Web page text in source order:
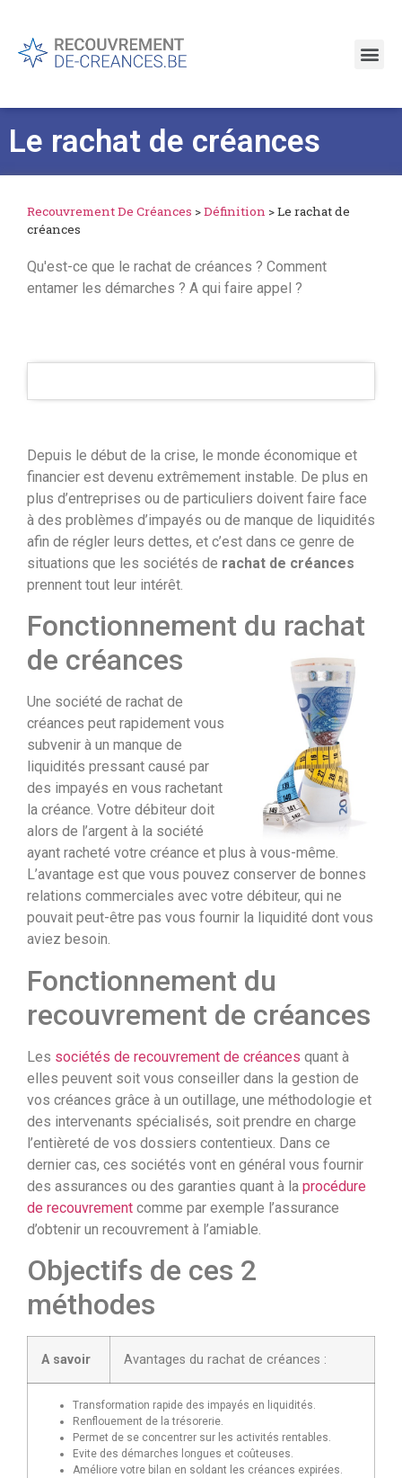
Le rachat de créances
Recouvrement De Créances >Définition >Le rachat de
créances
Qu'est-ce que le rachat de créances ? Comment
entamer les démarches ? A qui faire appel ?
Depuis le début de la crise, le monde économique et
financier est devenu extrêmement instable. De plus en
plus d’entreprises ou de particuliers doivent faire face
à des problèmes d’impayés ou de manque de liquidités
afin de régler leurs dettes, et c’est dans ce genre de
situations que les sociétés de rachat de créances
prennent tout leur intérêt.
Fonctionnement du rachat
de créances
Une société de rachat de
créances peut rapidement vous
subvenir à un manque de
liquidités pressant causé par
des impayés en vous rachetant
la créance. Votre débiteur doit
alors de l’argent à la société
ayant racheté votre créance et plus à vous-même.
L’avantage est que vous pouvez conserver de bonnes
relations commerciales avec votre débiteur, qui ne
pouvait peut-être pas vous fournir la liquidité dont vous
aviez besoin.
Fonctionnement du
recouvrement de créances
Les sociétés de recouvrement de créances quant à
elles peuvent soit vous conseiller dans la gestion de
vos créances grâce à un outillage, une méthodologie et
des intervenants spécialisés, soit prendre en charge
l’entièreté de vos dossiers contentieux. Dans ce
dernier cas, ces sociétés vont en général vous fournir
des assurances ou des garanties quant à la procédure
de recouvrement comme par exemple l’assurance
d’obtenir un recouvrement à l’amiable.
Objectifs de ces 2
méthodes
A savoir Avantages du rachat de créances :
Transformation rapide des impayés en liquidités.
Renflouement de la trésorerie.
Permet de se concentrer sur les activités rentables.
Evite des démarches longues et coûteuses.
Améliore votre bilan en soldant les créances expirées.